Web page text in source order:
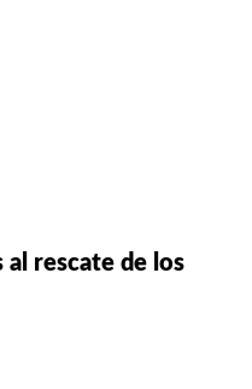
al rescate de los